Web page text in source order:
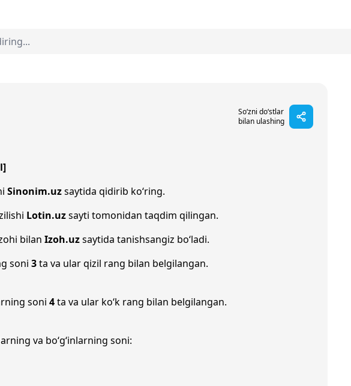
So‘zni do‘stlar
bilan ulashing
Sinonim.uzsaytida qidirib ko‘ring.
Lotin.uzsayti tomonidan taqdim qilingan.
bilan Izoh.uzsaytida tanishsangiz bo‘ladi.
soni 3ta va ular qizil rang bilan belgilangan.
soni 4ta va ular ko‘k rang bilan belgilangan.
va bo‘g‘inlarning soni: